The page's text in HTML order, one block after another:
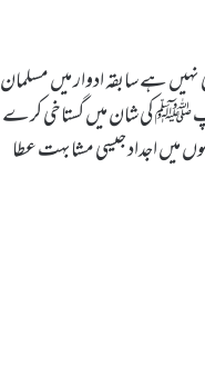
ہے سابقہ ادوار میں مسلمان
آپ ﷺ کی شان میں گستاخی کرے
میں اجداد جیسی مشابہت عطا